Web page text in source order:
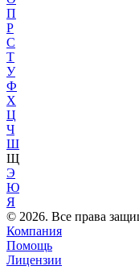
П
Р
С
Т
У
Ф
Х
Ц
Ч
Ш
Щ
Э
Ю
Я
© 2026. Все права
Компания
Помощь
Лицензии